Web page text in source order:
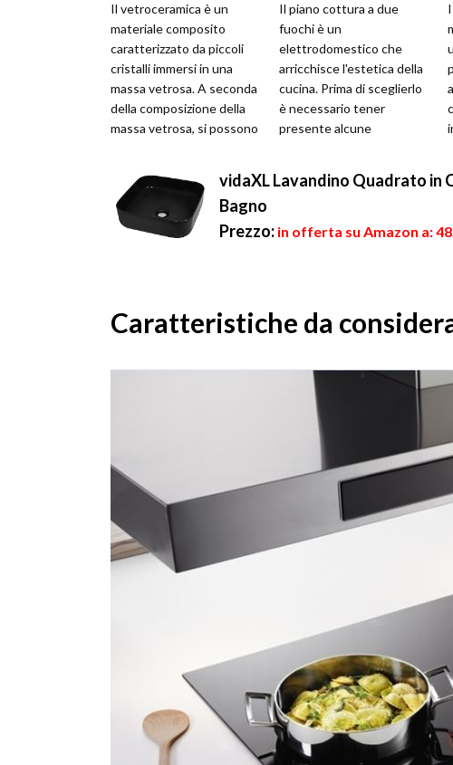
Il vetroceramica è un
materiale composito
caratterizzato da piccoli
cristalli immersi in una
massa vetrosa. A seconda
della composizione della
massa vetrosa, si possono
Il piano cottura a due
fuochi è un
elettrodomestico che
arricchisce l'estetica della
cucina. Prima di sceglierlo
è necessario tener
presente alcune
p...
vidaXL Lavandino Quadrato in
Bagno
Prezzo: in offerta su Amazon a:
Caratteristiche da